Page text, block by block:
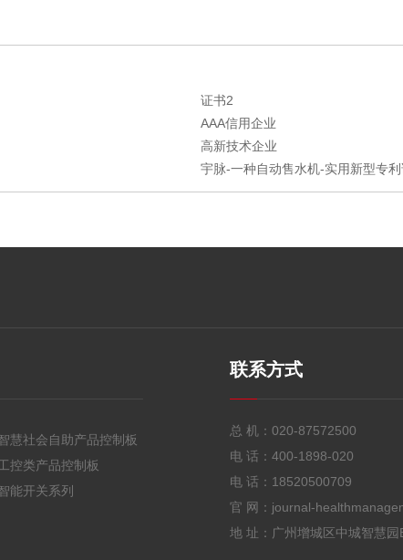
证书2
AAA信用企业
高新技术企业
宇脉-一种自动售水机-实用新型专利
慧社会自助产品控制板
控类产品控制板
能开关系列
联系方式
总 机： 020-87572500
电 话： 400-1898-020
电 话： 18520500709
官 网：journal-
地 址：广州增城区中城智慧园